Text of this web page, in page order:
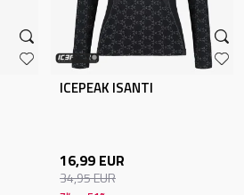
ICEPEAK ISANTI
16,99 EUR
34,95EUR